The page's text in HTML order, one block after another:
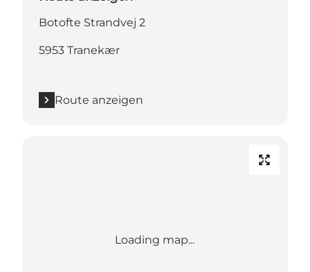
Botofte Strandvej 2
5953 Tranekær
Route anzeigen
Loading map...